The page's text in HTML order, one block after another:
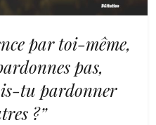
par toi-même,
pas,
tu pardonner
?”